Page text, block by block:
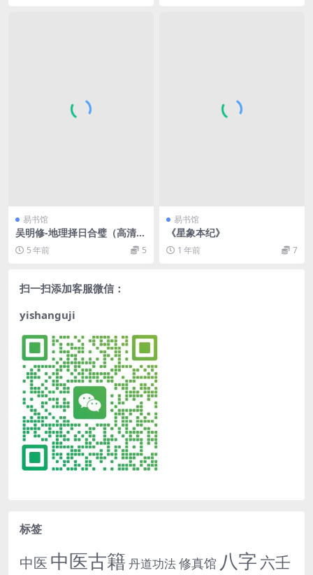
易书馆
吴明修-地理择日合璧（高清
版）.pdf
5 年前 5
易书馆
《星象本纪》
1 年前 7
扫一扫添加客服微信：
yishanguji
标签
中医 中医古籍 丹道功法修真馆 八字 六壬